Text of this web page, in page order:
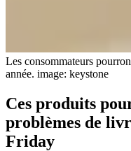
Les consommateurs
année. image: keystone
Ces produits
problèmes de
Friday